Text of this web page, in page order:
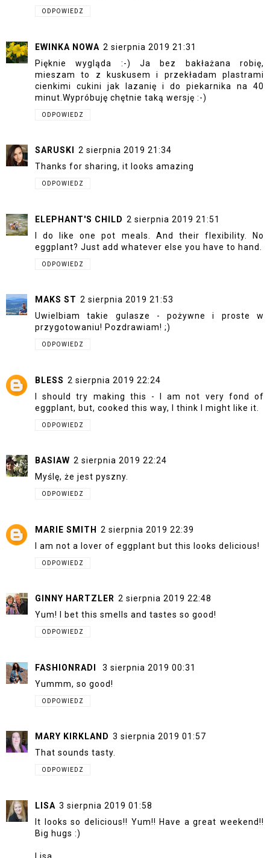
ODPOWIEDZ
EWINKA NOWA 2 sierpnia 2019 21:31
Pięknie wygląda :-) Ja bez bakłażana robię,
mieszam to z kuskusem i przekładam plastrami
cienkimi cukini jak lazanię i do piekarnika na 40
minut.Wypróbuję chętnie taką wersję :-)
ODPOWIEDZ
SARUSKI
2 sierpnia 2019 21:34
Thanks for sharing, it looks amazing
ODPOWIEDZ
ELEPHANT'S CHILD 2 sierpnia 2019 21:51
I do like one pot meals. And their flexibility. No
eggplant? Just add whatever else you have to hand.
ODPOWIEDZ
MAKS ST 2 sierpnia 2019 21:53
Uwielbiam takie gulasze - pożywne i proste w
przygotowaniu! Pozdrawiam! ;)
ODPOWIEDZ
BLESS 2 sierpnia 2019 22:24
I should try making this - I am not very fond of
eggplant, but, cooked this way, I think I might like it.
ODPOWIEDZ
BASIAW 2 sierpnia 2019 22:24
Myślę, że jest pyszny.
ODPOWIEDZ
MARIE SMITH
2 sierpnia 2019 22:39
I am not a lover of eggplant but this looks delicious!
ODPOWIEDZ
GINNY HARTZLER 2 sierpnia 2019 22:48
Yum! I bet this smells and tastes so good!
ODPOWIEDZ
FASHIONRADI
3 sierpnia 2019 00:31
Yummm, so good!
ODPOWIEDZ
MARY KIRKLAND 3 sierpnia 2019 01:57
That sounds tasty.
ODPOWIEDZ
LISA 3 sierpnia 2019 01:58
It looks so delicious!! Yum!! Have a great weekend!!
Big hugs :)
Lisa